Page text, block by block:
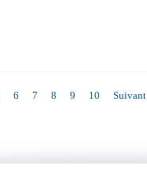
6 7 8 9 10 Suivant